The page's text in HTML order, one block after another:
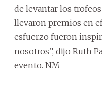
de levantar los
llevaron premios en
esfuerzo fueron
nosotros”, dijo Ruth
evento. NM